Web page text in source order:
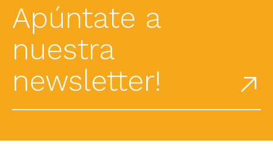
Apúntate a
nuestra
newsletter!